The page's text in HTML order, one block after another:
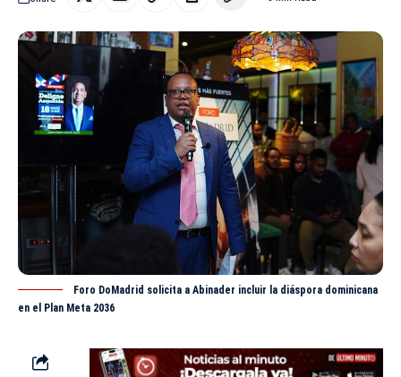
Foro DoMadrid solicita a Abinader incluir la diáspora dominicana
en el Plan Meta 2036